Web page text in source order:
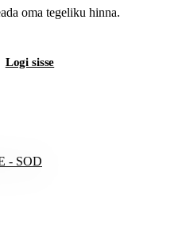
oma tegeliku hinna.
Logi sisse